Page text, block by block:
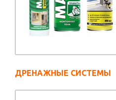
ДРЕНАЖНЫЕ СИСТЕМЫ